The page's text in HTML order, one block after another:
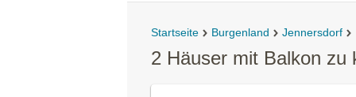
Startseite Burgenland Jennersdorf
2 Häuser mit Balkon zu